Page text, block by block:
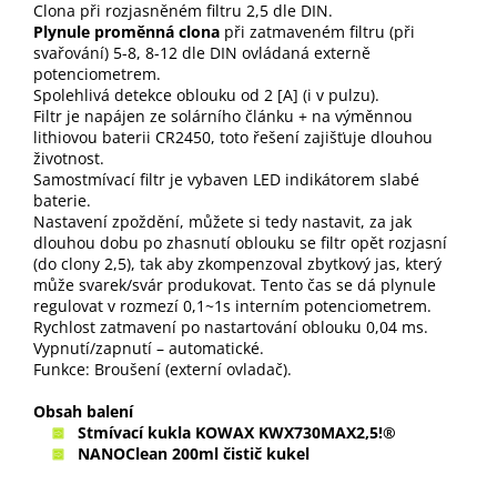
Clona při rozjasněném filtru 2,5 dle DIN.
Plynule proměnná clona při zatmaveném filtru (při
svařování) 5-8, 8-12 dle DIN ovládaná externě
potenciometrem.
Spolehlivá detekce oblouku od 2 [A] (i v pulzu).
Filtr je napájen ze solárního článku + na výměnnou
lithiovou baterii CR2450, toto řešení zajišťuje dlouhou
životnost.
Samostmívací filtr je vybaven LED indikátorem slabé
baterie.
Nastavení zpoždění, můžete si tedy nastavit, za jak
dlouhou dobu po zhasnutí oblouku se filtr opět rozjasní
(do clony 2,5), tak aby zkompenzoval zbytkový jas, který
může svarek/svár produkovat. Tento čas se dá plynule
regulovat v rozmezí 0,1~1s interním potenciometrem.
Rychlost zatmavení po nastartování oblouku 0,04 ms.
Vypnutí/zapnutí – automatické.
Funkce: Broušení (externí ovladač).
Obsah balení
Stmívací kukla KOWAX KWX730MAX2,5!®
NANOClean 200ml čistič kukel